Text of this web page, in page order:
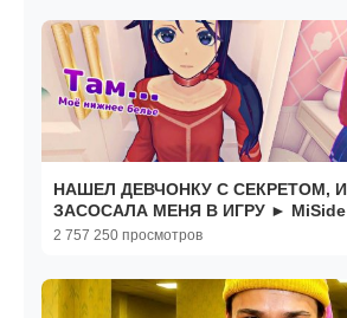
НАШЕЛ ДЕВЧОНКУ С СЕКРЕТОМ,
ЗАСОСАЛА МЕНЯ В ИГРУ ► MiSide
прохождение
2 757 250 просмотров